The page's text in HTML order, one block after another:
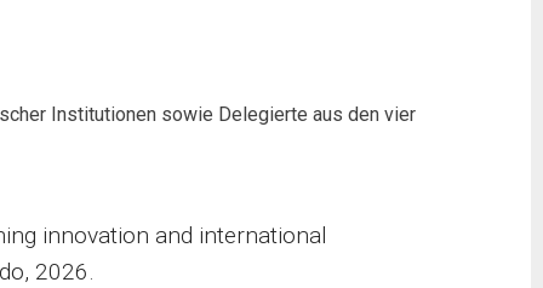
Institutionen sowie Delegierte aus den vier
innovation and international
2026.